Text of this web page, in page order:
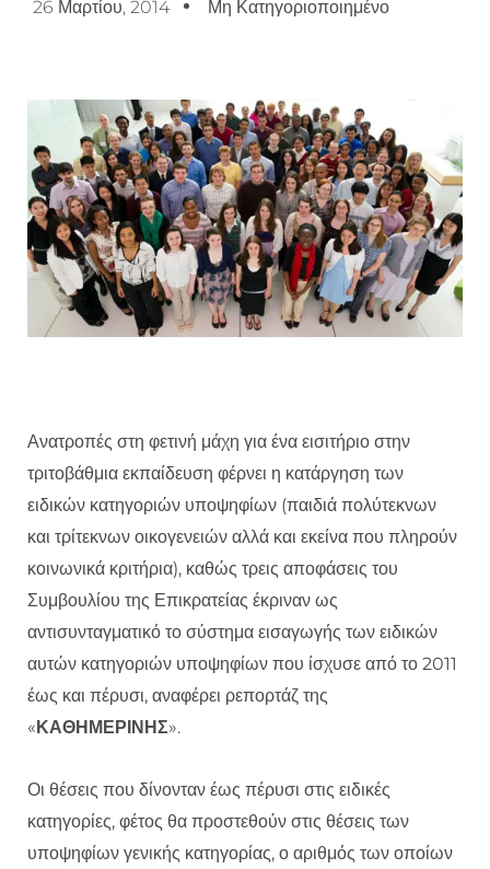
26 Μαρτίου, 2014 Μη Κατηγοριοποιημένο
Ανατροπές στη φετινή μάχη για ένα εισιτήριο στην
τριτοβάθμια εκπαίδευση φέρνει η κατάργηση των
ειδικών κατηγοριών υποψηφίων (παιδιά πολύτεκνων
και τρίτεκνων οικογενειών αλλά και εκείνα που πληρούν
κοινωνικά κριτήρια), καθώς τρεις αποφάσεις του
Συμβουλίου της Επικρατείας έκριναν ως
αντισυνταγματικό το σύστημα εισαγωγής των ειδικών
αυτών κατηγοριών υποψηφίων που ίσχυσε από το 2011
έως και πέρυσι, αναφέρει ρεπορτάζ της
« ΚΑΘΗΜΕΡΙΝΗΣ».
Οι θέσεις που δίνονταν έως πέρυσι στις ειδικές
κατηγορίες, φέτος θα προστεθούν στις θέσεις των
υποψηφίων γενικής κατηγορίας, ο αριθμός των οποίων